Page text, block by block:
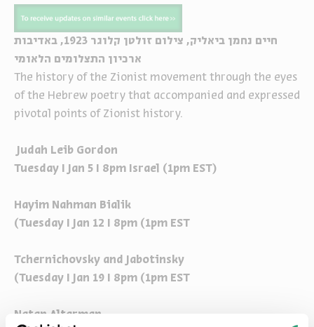
חיים נחמן ביאליק, צילום זולטן קלוגר 1923, באדיבות
ארכיון התצלומים הלאומי
The history of the Zionist movement through the eyes
of the Hebrew poetry that accompanied and expressed
pivotal points of Zionist history.
Judah Leib Gordon
Tuesday I Jan 5 I 8pm Israel (1pm EST)
Hayim Nahman Bialik
(Tuesday I Jan 12 I 8pm (1pm EST
Tchernichovsky and Jabotinsky
(Tuesday I Jan 19 I 8pm (1pm EST
Natan Alterman